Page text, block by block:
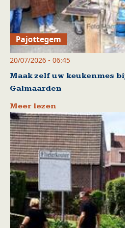
Pajottegem
20/07/2026 - 06:45
Maak zelf uw keukenmes
Galmaarden
Meer lezen